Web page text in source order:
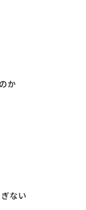
か
ない